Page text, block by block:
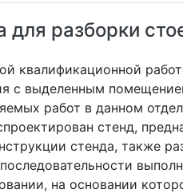
для разборки
квалификационной
с выделенным
работ в данном
стенд,
стенда, также
на основании